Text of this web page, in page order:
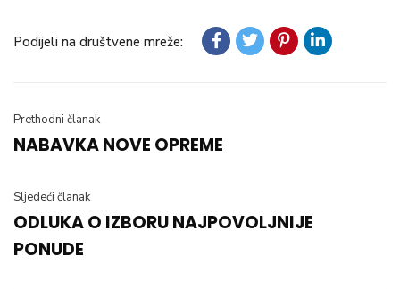
Podijeli na društvene mreže:
Prethodni članak
NABAVKA NOVE OPREME
Sljedeći članak
ODLUKA O IZBORU NAJPOVOLJNIJE
PONUDE